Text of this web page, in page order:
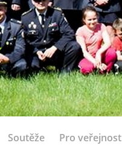
Soutěže Pro veřejnost